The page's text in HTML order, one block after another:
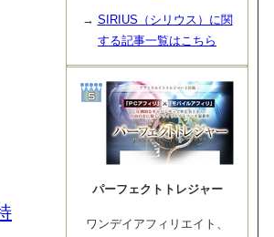
→ SIRIUS（シリウス）に関
する記事一覧はこちら
パーフェクトトレジャー
ワンデイアフィリエイト、